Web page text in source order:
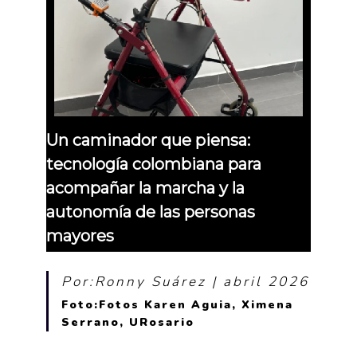
Un caminador que piensa:
tecnología colombiana para
acompañar la marcha y la
autonomía de las personas
mayores
Por:Ronny Suárez | abril 2026
Foto:Fotos Karen Aguia, Ximena
Serrano, URosario